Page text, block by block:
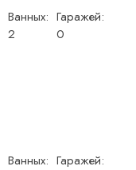
Ванных:
2
Гаражей:
0
Ванных: Гаражей: